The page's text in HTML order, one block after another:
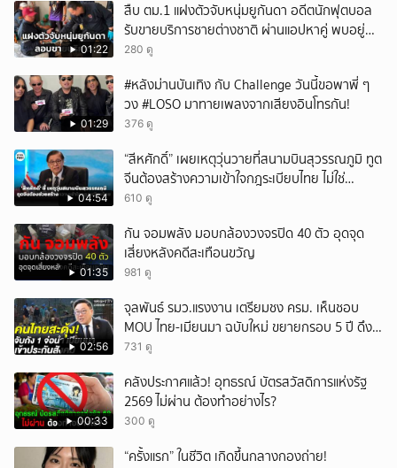
01:22
สืบ ตม.1 แฝงตัวจับหนุ่มยูกันดา อดีตนักฟุตบอล
รับขายบริการชายต่างชาติ ผ่านแอปหาคู่ พบอยู่
เกินกำหนดอนุญาต
280 ดู
01:29
#หลังม่านบันเทิง กับ Challenge วันนี้ขอพาพี่ ๆ
วง #LOSO มาทายเพลงจากเสียงอินโทรกัน!
376 ดู
04:54
“สีหศักดิ์” เผยเหตุวุ่นวายที่สนามบินสุวรรณภูมิ ทูต
จีนต้องสร้างความเข้าใจกฎระเบียบไทย ไม่ใช่
ปกป้องฝ่ายจีนเพียงอย่างเดียว
610 ดู
01:35
กัน จอมพลัง มอบกล้องวงจรปิด 40 ตัว อุดจุด
เสี่ยงหลังคดีสะเทือนขวัญ
981 ดู
02:56
จุลพันธ์ รมว.แรงงาน เตรียมชง ครม. เห็นชอบ
MOU ไทย-เมียนมา ฉบับใหม่ ขยายกรอบ 5 ปี ดึง
แรงงานเข้าระบบ
731 ดู
00:33
คลังประกาศแล้ว! อุทธรณ์ บัตรสวัสดิการแห่งรัฐ
2569 ไม่ผ่าน ต้องทำอย่างไร?
300 ดู
“ครั้งแรก” ในชีวิต เกิดขึ้นกลางกองถ่าย!